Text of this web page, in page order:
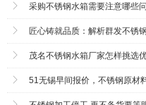
采购不锈钢水箱需要注意哪些
匠心铸就品质：解析群发不锈
茂名不锈钢水箱厂家怎样挑选
51无锡早间报价，不锈钢原材